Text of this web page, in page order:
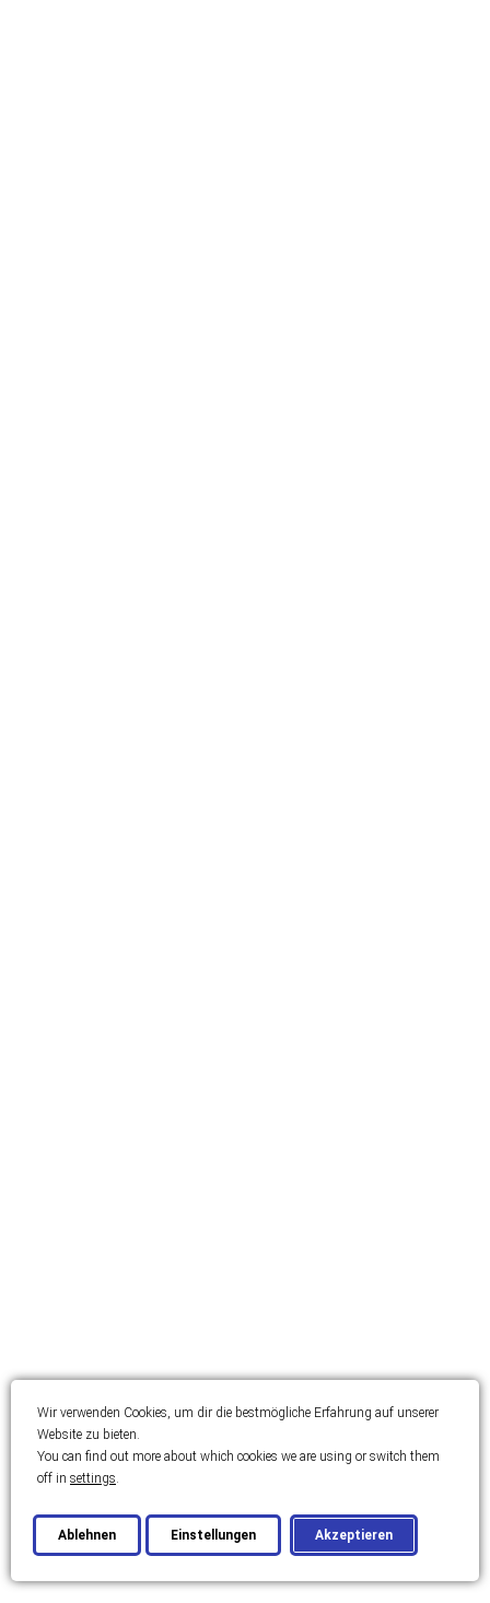
Wir verwenden Cookies, um dir die bestmögliche Erfahrung auf unserer
Website zu bieten.
You can find out more about which cookies we are using or switch them
off in settings.
Akzeptieren
Ablehnen Einstellungen